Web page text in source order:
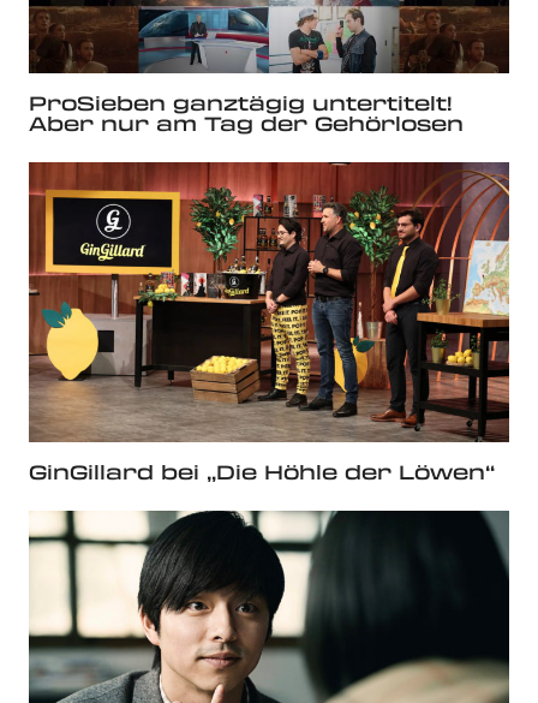
ProSieben ganztägig untertitelt!
Aber nur am Tag der Gehörlosen
GinGillard bei „Die Höhle der Löwen“